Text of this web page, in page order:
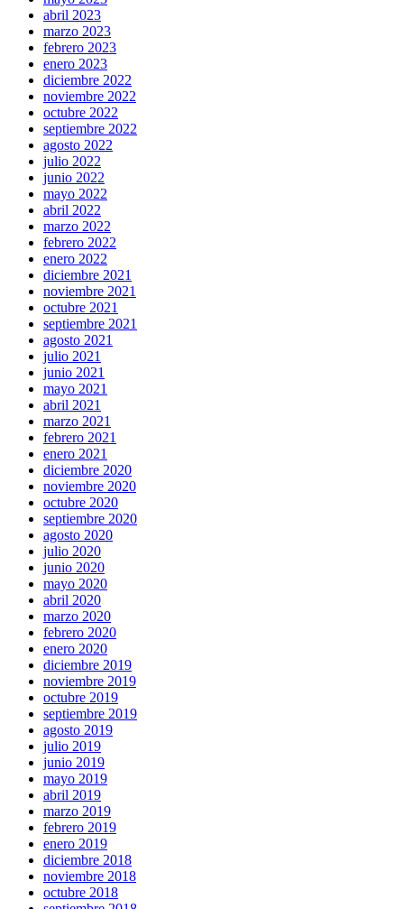
abril 2023
marzo 2023
febrero 2023
enero 2023
diciembre 2022
noviembre 2022
octubre 2022
septiembre 2022
agosto 2022
julio 2022
junio 2022
mayo 2022
abril 2022
marzo 2022
febrero 2022
enero 2022
diciembre 2021
noviembre 2021
octubre 2021
septiembre 2021
agosto 2021
julio 2021
junio 2021
mayo 2021
abril 2021
marzo 2021
febrero 2021
enero 2021
diciembre 2020
noviembre 2020
octubre 2020
septiembre 2020
agosto 2020
julio 2020
junio 2020
mayo 2020
abril 2020
marzo 2020
febrero 2020
enero 2020
diciembre 2019
noviembre 2019
octubre 2019
septiembre 2019
agosto 2019
julio 2019
junio 2019
mayo 2019
abril 2019
marzo 2019
febrero 2019
enero 2019
diciembre 2018
noviembre 2018
octubre 2018